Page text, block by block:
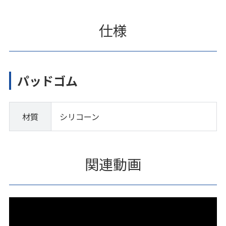
仕様
パッドゴム
材質 シリコーン
関連動画